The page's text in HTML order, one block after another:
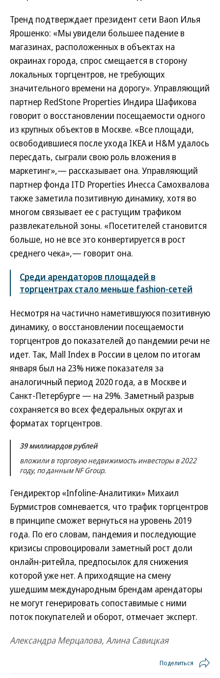
Тренд подтверждает президент сети Baon Илья
Ярошенко: «Мы увидели большее падение в
магазинах, расположенных в объектах на
окраинах города, спрос смещается в сторону
локальных торгцентров, не требующих
значительного времени на дорогу». Управляющий
партнер RedStone Properties Индира Шафикова
говорит о восстановлении посещаемости одного
из крупных объектов в Москве. «Все площади,
освободившиеся после ухода IKEA и H&M удалось
пересдать, сыграли свою роль вложения в
маркетинг»,— рассказывает она. Управляющий
партнер фонда ITD Properties Инесса Самохвалова
также заметила позитивную динамику, хотя во
многом связывает ее с растущим трафиком
развлекательной зоны. «Посетителей становится
больше, но не все это конвертируется в рост
среднего чека»,— говорит она.
Среди арендаторов площадей в
торгцентрах стало меньше fashion-сетей
Несмотря на частично наметившуюся позитивную
динамику, о восстановлении посещаемости
торгцентров до показателей до пандемии речи не
идет. Так, Mall Index в России в целом по итогам
января был на 23% ниже показателя за
аналогичный период 2020 года, а в Москве и
Санкт-Петербурге — на 29%. Заметный разрыв
сохраняется во всех федеральных округах и
форматах торгцентров.
39 миллиардов рублей
вложили в торговую недвижимость инвесторы в 2022
году, по данным NF Group.
Гендиректор «Infoline-Аналитики» Михаил
Бурмистров сомневается, что трафик торгцентров
в принципе сможет вернуться на уровень 2019
года. По его словам, пандемия и последующие
кризисы спровоцировали заметный рост доли
онлайн-ритейла, предпосылок для снижения
которой уже нет. А приходящие на смену
ушедшим международным брендам арендаторы
не могут генерировать сопоставимые с ними
поток покупателей и оборот, отмечает эксперт.
Александра Мерцалова, Алина Савицкая
Поделиться